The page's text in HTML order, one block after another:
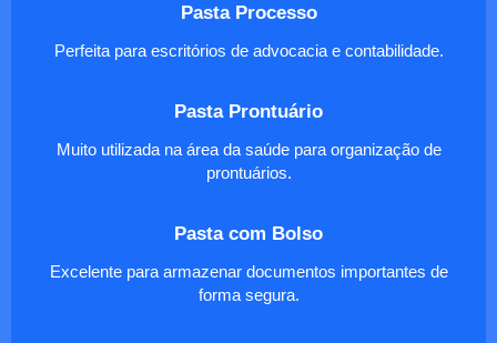
Pasta Processo
Perfeita para escritórios de advocacia e contabilidade.
Pasta Prontuário
Muito utilizada na área da saúde para organização de
prontuários.
Pasta com Bolso
Excelente para armazenar documentos importantes de
forma segura.